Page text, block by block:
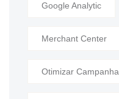
Google Analytic
Merchant Center
Otimizar